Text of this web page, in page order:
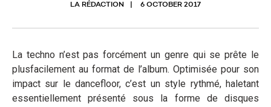
LA RÉDACTION 6 OCTOBER 2017
La techno n’est pas forcément un genre qui se prête le
plusfacilement au format de l’album. Optimisée pour son
impact sur le dancefloor, c’est un style rythmé, haletant
essentiellement présenté sous la forme de disques